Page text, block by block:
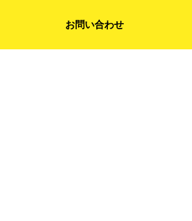
お問い合わせ